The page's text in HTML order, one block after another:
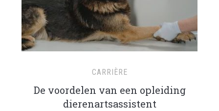
CARRIÈRE
De voordelen van een opleiding
dierenartsassistent